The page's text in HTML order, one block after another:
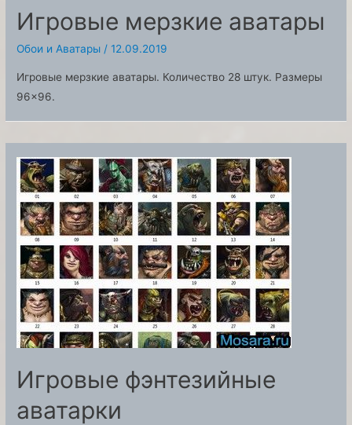
Игровые мерзкие аватары
Обои и Аватары /12.09.2019
Игровые мерзкие аватары. Количество 28 штук. Размеры
96×96.
Игровые фэнтезийные
аватарки